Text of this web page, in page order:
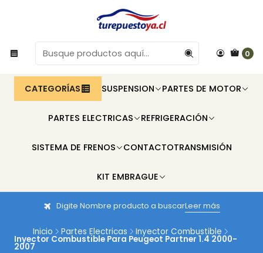
0
CATEGORÍAS SUSPENSION PARTES DE MOTOR
PARTES ELECTRICAS REFRIGERACIÓN
SISTEMA DE FRENOS CONTACTOTRANSMISIÓN
KIT EMBRAGUE
Digite Nombre producto a buscarLeer más
Inicio Partes Electricas Inyector Combustible
Inyector Combustible Para Peugeot Partner 1.4 2000-
2007